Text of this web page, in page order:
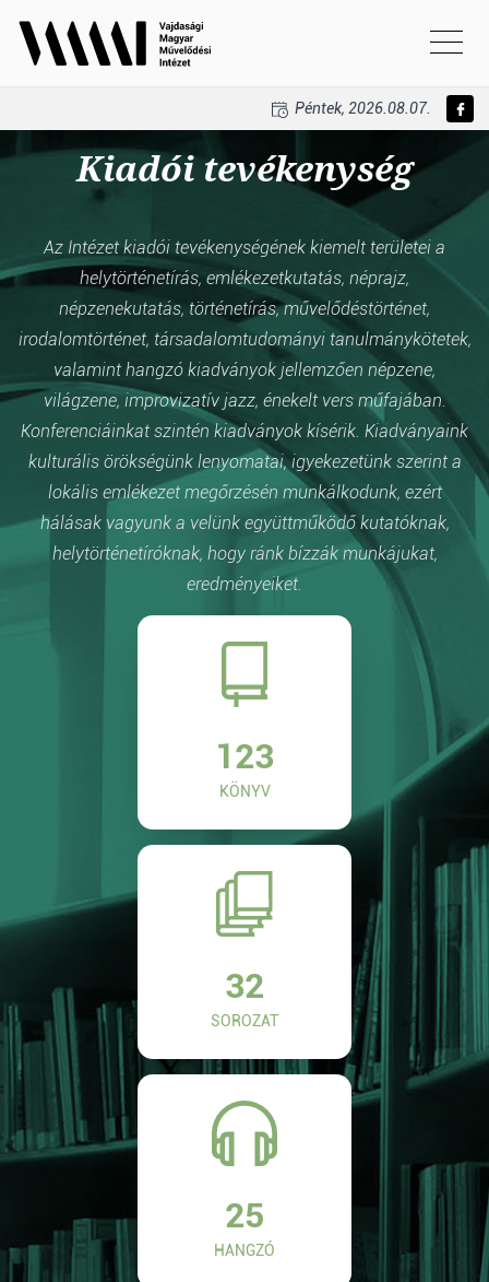
Péntek, 2026.08.07.
Kiadói tevékenység
Az Intézet kiadói tevékenységének kiemelt területei a
helytörténetírás, emlékezetkutatás, néprajz,
népzenekutatás, történetírás, művelődéstörténet,
irodalomtörténet, társadalomtudományi tanulmánykötetek,
valamint hangzó kiadványok jellemzően népzene,
világzene, improvizatív jazz, énekelt vers műfajában.
Konferenciáinkat szintén kiadványok kísérik. Kiadványaink
kulturális örökségünk lenyomatai, igyekezetünk szerint a
lokális emlékezet megőrzésén munkálkodunk, ezért
hálásak vagyunk a velünk együttműködő kutatóknak,
helytörténetíróknak, hogy ránk bízzák munkájukat,
eredményeiket.
123
KÖNYV
32
SOROZAT
25
HANGZÓ